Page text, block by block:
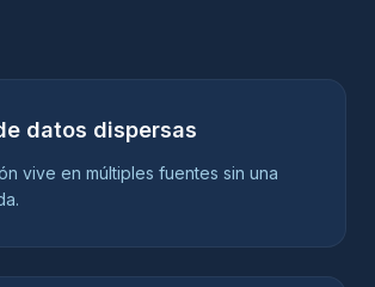
datos dispersas
vive en múltiples fuentes sin una